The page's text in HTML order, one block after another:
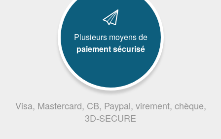
Plusieurs moyens de
paiement sécurisé
Visa, Mastercard, CB, Paypal, virement, chèque,
3D-SECURE